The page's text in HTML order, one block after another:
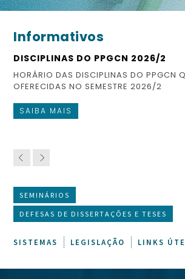
Informativos
DISCIPLINAS DO PPGCN 2026/2
HORÁRIO DAS DISCIPLINAS DO PPGCN
OFERECIDAS NO SEMESTRE 2026/2
SAIBA MAIS
SEMINÁRIOS
DEFESAS DE DISSERTAÇÕES E TESES
SISTEMAS LEGISLAÇÃO LINKS